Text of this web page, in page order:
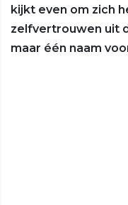
kijkt even om zich
zelfvertrouwen uit
maar één naam